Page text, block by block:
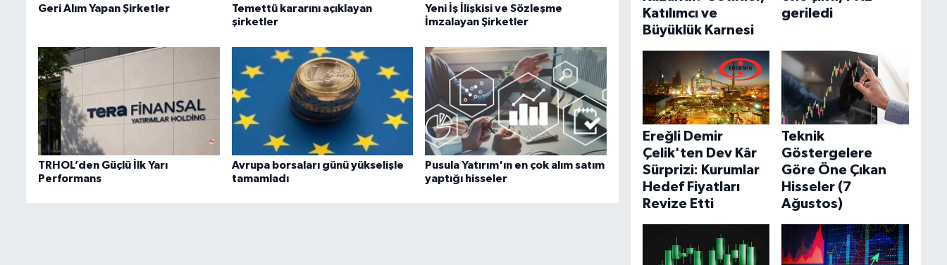
Geri Alım Yapan Şirketler
Temettü kararını açıklayan
şirketler
Yeni İş İlişkisi ve Sözleşme
İmzalayan Şirketler
TRHOL’den Güçlü İlk Yarı
Performans
Avrupa borsaları günü yükselişle
tamamladı
Pusula Yatırım'ın en çok alım satım
yaptığı hisseler
Katılımcı ve
Büyüklük Karnesi
geriledi
Ereğli Demir
Çelik'ten Dev Kâr
Sürprizi: Kurumlar
Hedef Fiyatları
Revize Etti
Teknik
Göstergelere
Göre Öne Çıkan
Hisseler (7
Ağustos)